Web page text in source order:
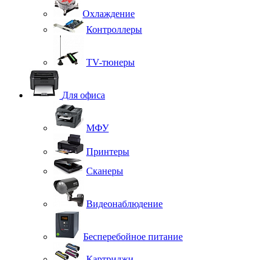
Охлаждение
Контроллеры
TV-тюнеры
Для офиса
МФУ
Принтеры
Сканеры
Видеонаблюдение
Бесперебойное питание